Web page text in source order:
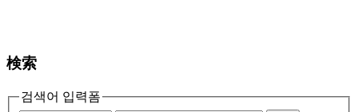
検索
검색어 입력폼